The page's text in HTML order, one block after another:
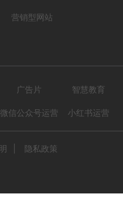
营销型网站
广告片 智慧教育
微信公众号运营 小红书运营
隐私政策